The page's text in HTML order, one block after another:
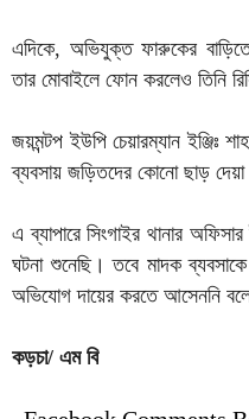
এদিকে, অভিযুক্ত ফারুকের
তার মোবাইলে ফোন করলেও তিনি
জয়মন্টপ ইউপি চেয়ারম্যান ইঞ্জিঃ
ব্যবসায় জড়িতদের কোনো ছাড় দেয়া
এ ব্যাপারে সিংগাইর থানার অফিসার
ঘটনা শুনেছি। তবে মাদক
অভিযোগ দায়ের করতে আসেননি বলে
কড়চা/ এম বি